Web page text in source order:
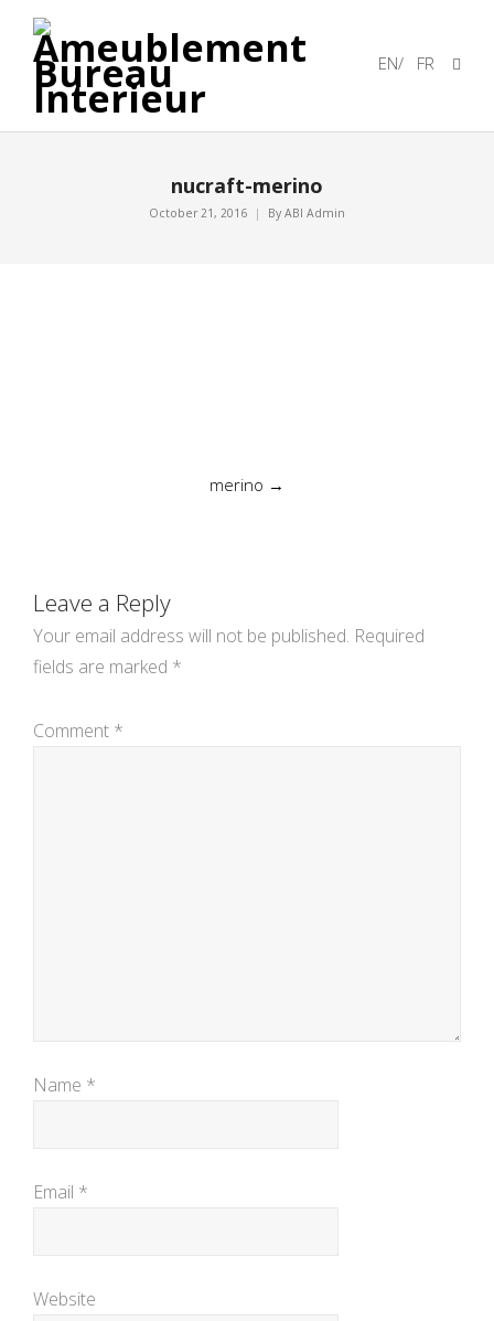
EN/ FR
nucraft-merino
October 21, 2016 By ABI Admin
merino →
Leave a Reply
Your email address will not be published. Required
fields are marked *
Comment *
Name *
Email *
Website